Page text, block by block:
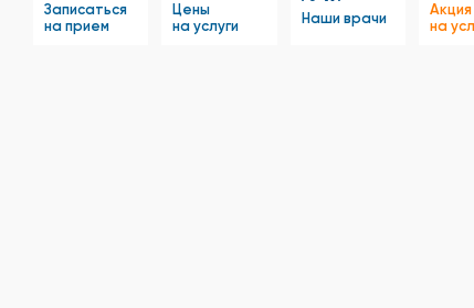
Записаться
на прием
Цены
на услуги
Наши врачи
Акция
на